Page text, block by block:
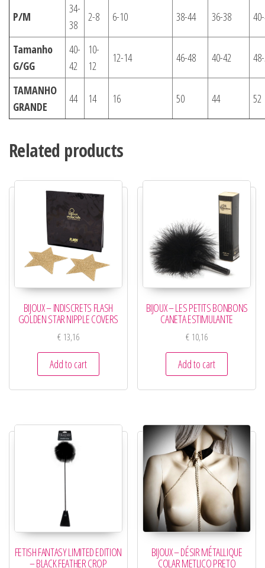
P/M
34-
38
2-8 6-10 38-44 36-38
Tamanho
G/GG
40-
42
10-
12
12-14 46-48 40-42
TAMANHO
GRANDE
44 14 16 50 44 52
Related products
BIJOUX – INDISCRETS FLASH
GOLDEN STAR NIPPLE COVERS
€13,16
Add to cart
BIJOUX – LES PETITS BONBONS
CANETA ESTIMULANTE
€ 10,16
Add to cart
FETISH FANTASY LIMITED EDITION
– BLACK FEATHER CROP
BIJOUX – DÉSIR MÉTALLIQUE
COLAR METLICO PRETO